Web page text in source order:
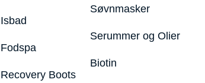
Isbad
Fodspa
Recovery Boots
Søvnmasker
Serummer og Olier
Biotin